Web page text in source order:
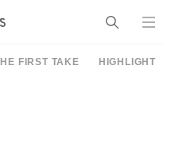
FIRST TAKE HIGHLIGHT